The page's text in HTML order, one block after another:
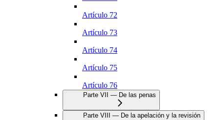
Artículo 72
Artículo 73
Artículo 74
Artículo 75
Artículo 76
Parte VII — De las penas
Parte VIII — De la apelación y la revisión